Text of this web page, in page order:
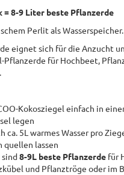
= 8-9 Liter beste Pflanzerde
Perlit als Wasserspeicher.
eignet sich für die Anzucht
Pflanzerde für Hochbeet,
Kokosziegel einfach in
legen
ca. 5L warmes Wasser pro
quellen lassen
8-9L beste Pflanzerde für
und Pflanztröge oder im